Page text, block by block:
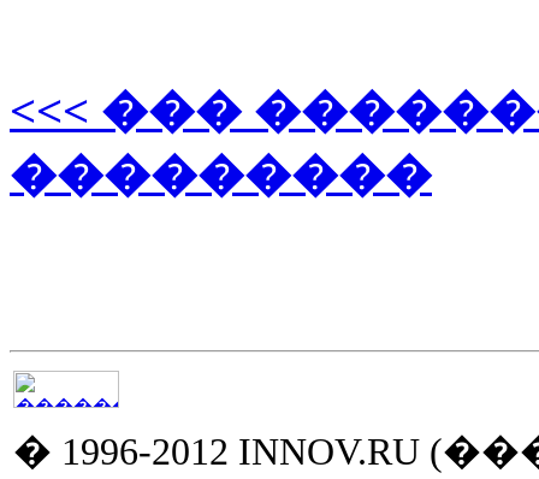
<<< ���
���������
� 1996-2012